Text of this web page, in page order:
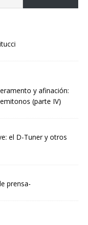
y afinación:
(parte IV)
el D-Tuner y otros
prensa-